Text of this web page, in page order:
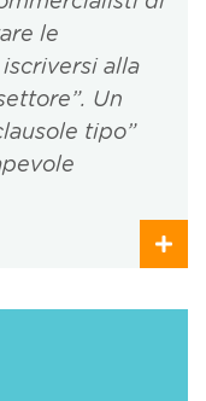
le
alla
Un
tipo”